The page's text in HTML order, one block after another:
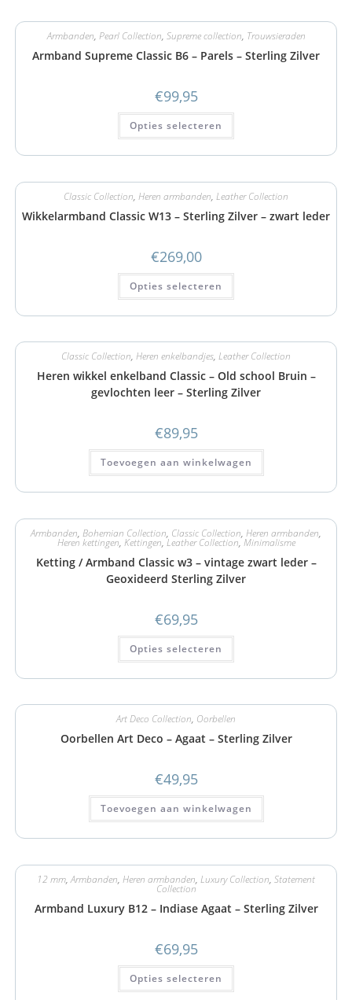
Armbanden, Pearl Collection, Supreme collection, Trouwsieraden
Armband Supreme Classic B6 – Parels – Sterling Zilver
€99,95
Opties selecteren
Classic Collection, Heren armbanden, Leather Collection
Wikkelarmband Classic W13 – Sterling Zilver – zwart leder
€269,00
Opties selecteren
Classic Collection, Heren enkelbandjes, Leather Collection
Heren wikkel enkelband Classic – Old school Bruin –
gevlochten leer – Sterling Zilver
€89,95
Toevoegen aan winkelwagen
Armbanden, Bohemian Collection, Classic Collection, Heren armbanden,
Heren kettingen, Kettingen,Leather Collection,Minimalisme
Ketting / Armband Classic w3 – vintage zwart leder –
Geoxideerd Sterling Zilver
€69,95
Opties selecteren
Art Deco Collection, Oorbellen
Oorbellen Art Deco – Agaat – Sterling Zilver
€49,95
Toevoegen aan winkelwagen
12 mm,Armbanden, Heren armbanden, Luxury Collection, Statement
Collection
Armband Luxury B12 – Indiase Agaat – Sterling Zilver
€69,95
Opties selecteren